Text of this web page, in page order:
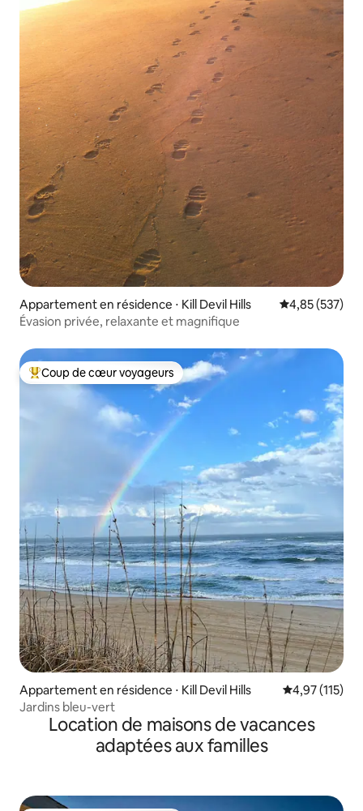
Appartement en résidence ⋅ Kill Devil Hills Évaluation
4,85 (537)
Évasion privée, relaxante et magnifique
Coups de cœur voyageurs les plus appréciés
Coup de cœur voyageurs
Appartement en résidence ⋅ Kill Devil Hills Évaluation
4,97 (115)
Jardins bleu-vert
Location de maisons de vacances
adaptées aux familles